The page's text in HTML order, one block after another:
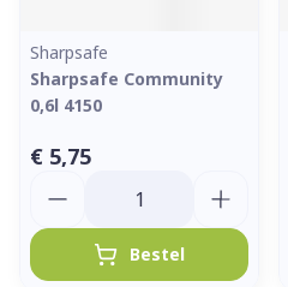
Sharpsafe
Sharpsafe Community
0,6l 4150
€ 5,75
Bestel